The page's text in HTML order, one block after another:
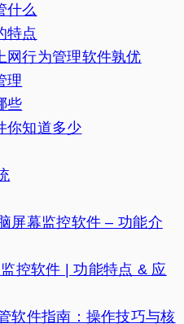
什么
特点
网行为管理软件孰优
理
些
你知道多少
屏幕监控软件 – 功能介
控软件 | 功能特点 & 应
软件指南：操作技巧与核